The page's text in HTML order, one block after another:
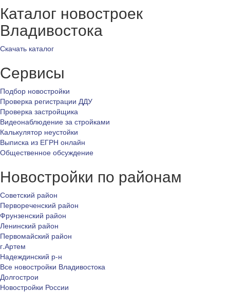
Каталог новостроек
Владивостока
Скачать каталог
Сервисы
Подбор новостройки
Проверка регистрации ДДУ
Проверка застройщика
Видеонаблюдение за стройками
Калькулятор неустойки
Выписка из ЕГРН онлайн
Общественное обсуждение
Новостройки по районам
Советский район
Первореченский район
Фрунзенский район
Ленинский район
Первомайский район
г.Артем
Надеждинский р-н
Все новостройки Владивостока
Долгострои
Новостройки России